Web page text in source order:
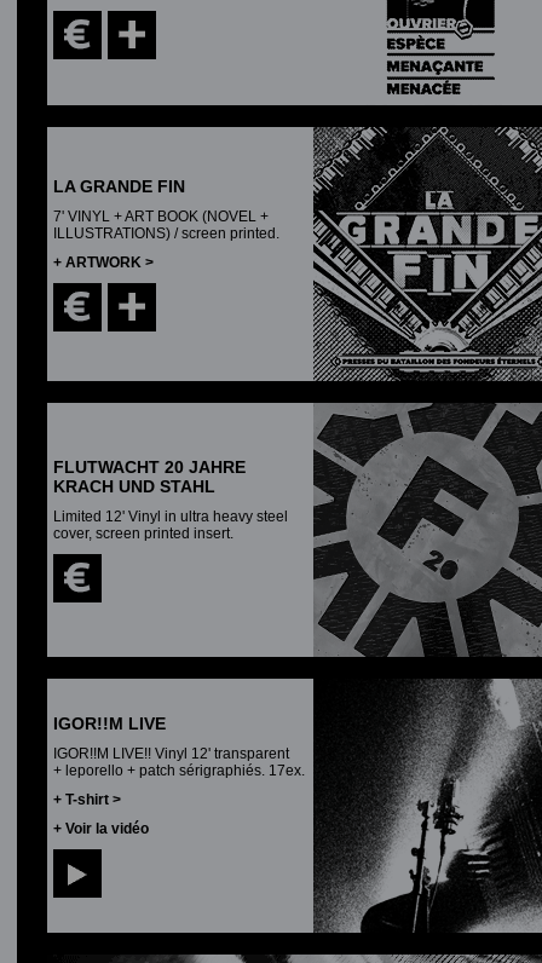
LA GRANDE FIN
7' VINYL + ART BOOK (NOVEL +
ILLUSTRATIONS) / screen printed.
+ ARTWORK >
FLUTWACHT 20 JAHRE
KRACH UND STAHL
Limited 12' Vinyl in ultra heavy steel
cover, screen printed insert.
IGOR!!M LIVE
IGOR!!M LIVE!! Vinyl 12' transparent
+ leporello + patch sérigraphiés. 17ex.
+ T-shirt >
+ Voir la vidéo